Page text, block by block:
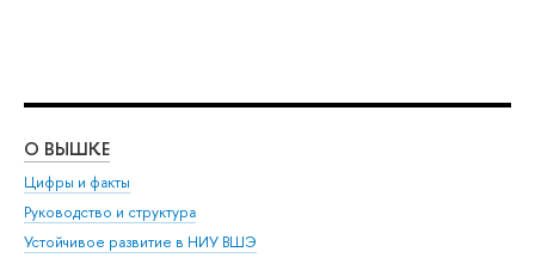
О ВЫШКЕ
Цифры и факты
Руководство и структура
Устойчивое развитие в НИУ ВШЭ